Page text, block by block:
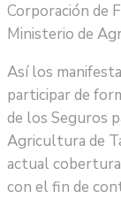
Corporación de
Ministerio de
Así los
participar de
de los Seguros
Agricultura de
actual
con el fin de